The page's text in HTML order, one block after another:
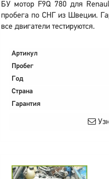
БУ мотор F9Q 780 для
пробега по СНГ из Швеции.
все двигатели тестируются.
Артикул
Пробег
Год
Страна
Гарантия